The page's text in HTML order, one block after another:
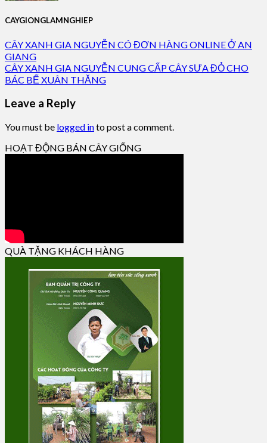
CAYGIONGLAMNGHIEP
CÂY XANH GIA NGUYỄN CÓ ĐƠN HÀNG ONLINE Ở AN
GIANG
CÂY XANH GIA NGUYỄN CUNG CẤP CÂY SƯA ĐỎ CHO
BÁC BẾ XUÂN THĂNG
Leave a Reply
You must be logged into post a comment.
HOẠT ĐỘNG BÁN CÂY GIỐNG
QUÀ TẶNG KHÁCH HÀNG